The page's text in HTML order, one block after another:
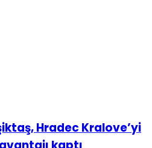
Hradec Kralove’yi